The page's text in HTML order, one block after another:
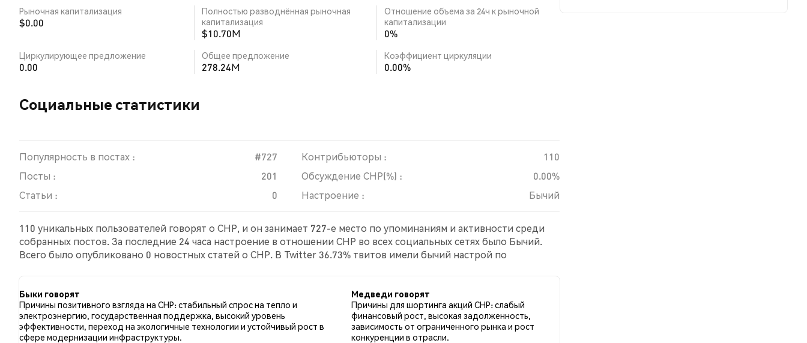
Рыночная капитализация
$0.00
Полностью разводнённая рыночная
капитализация
$10.70M
Отношение объема за 24ч к рыночной
капитализации
0%
Циркулирующее предложение
0.00
Общее предложение
278.24M
Коэффициент циркуляции
0.00%
Социальные статистики
Популярность в постах : #727 Контрибьюторы :
110
Посты :
201 Обсуждение CHP(%) :
0.00%
Статьи :
0 Настроение : Бычий
110 уникальных пользователей говорят о CHP, и он занимает 727-е место по упоминаниям и активности среди
собранных постов. За последние 24 часа настроение в отношении CHP во всех социальных сетях было Бычий.
Всего было опубликовано 0 новостных статей о CHP. В Twitter 36.73% твитов имели бычий настрой по
Быки говорят
Причины позитивного взгляда на CHP: стабильный спрос на тепло и
электроэнергию, государственная поддержка, высокий уровень
эффективности, переход на экологичные технологии и устойчивый рост в
сфере модернизации инфраструктуры.
Медведи говорят
Причины для шортинга акций CHP: слабый
финансовый рост, высокая задолженность,
зависимость от ограниченного рынка и рост
конкуренции в отрасли.